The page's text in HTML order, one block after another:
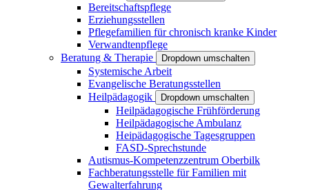
Bereitschaftspflege
Erziehungsstellen
Pflegefamilien für chronisch kranke Kinder
Verwandtenpflege
Beratung & Therapie
Dropdown umschalten
Systemische Arbeit
Evangelische Beratungsstellen
Heilpädagogik
Dropdown umschalten
Heilpädagogische Frühförderung
Heilpädagogische Ambulanz
Heipädagogische Tagesgruppen
FASD-Sprechstunde
Autismus-Kompetenzzentrum Oberbilk
Fachberatungsstelle für Familien mit
Gewalterfahrung